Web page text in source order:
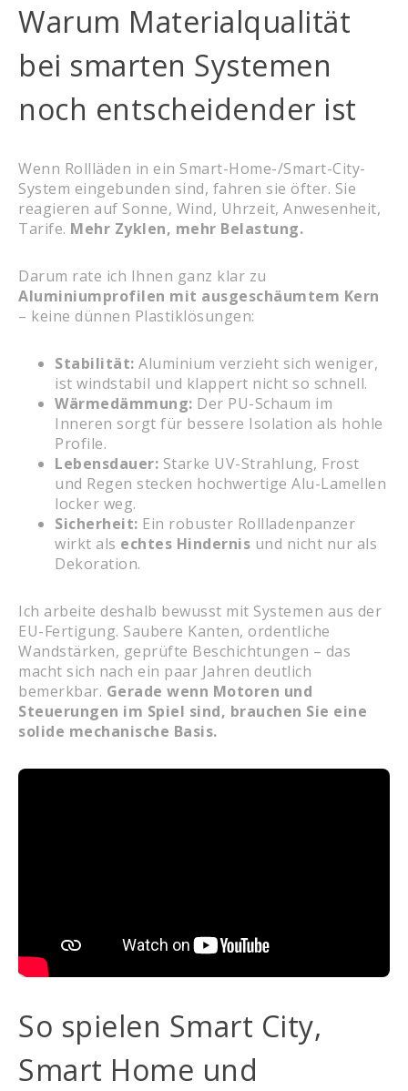
Warum Materialqualität
bei smarten Systemen
noch entscheidender ist
Wenn Rollläden in ein Smart-Home-/Smart-City-
System eingebunden sind, fahren sie öfter. Sie
reagieren auf Sonne, Wind, Uhrzeit, Anwesenheit,
Tarife. Mehr Zyklen, mehr Belastung.
Darum rate ich Ihnen ganz klar zu
Aluminiumprofilen mit ausgeschäumtem Kern
– keine dünnen Plastiklösungen:
Stabilität: Aluminium verzieht sich weniger,
ist windstabil und klappert nicht so schnell.
Wärmedämmung: Der PU-Schaum im
Inneren sorgt für bessere Isolation als hohle
Profile.
Lebensdauer: Starke UV-Strahlung, Frost
und Regen stecken hochwertige Alu-Lamellen
locker weg.
Sicherheit: Ein robuster Rollladenpanzer
wirkt als echtes Hindernis und nicht nur als
Dekoration.
Ich arbeite deshalb bewusst mit Systemen aus der
EU-Fertigung. Saubere Kanten, ordentliche
Wandstärken, geprüfte Beschichtungen – das
macht sich nach ein paar Jahren deutlich
bemerkbar. Gerade wenn Motoren und
Steuerungen im Spiel sind, brauchen Sie eine
solide mechanische Basis.
So spielen Smart City,
Smart Home und